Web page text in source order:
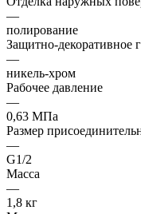
—
полирование
Защитно-декоративное
—
никель-хром
Рабочее давление
—
0,63 МПа
Размер
—
G1/2
Масса
—
1,8 кг